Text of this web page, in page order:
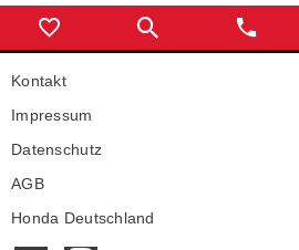
Kontakt
Impressum
Datenschutz
AGB
Honda Deutschland